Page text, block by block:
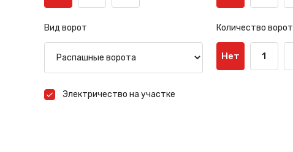
Вид ворот Количество ворот
Нет 1
Электричество на участке